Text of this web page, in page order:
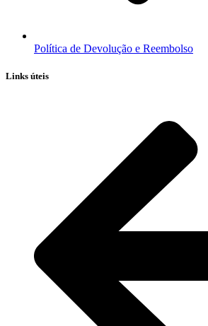
Política de Devolução e Reembolso
Links úteis